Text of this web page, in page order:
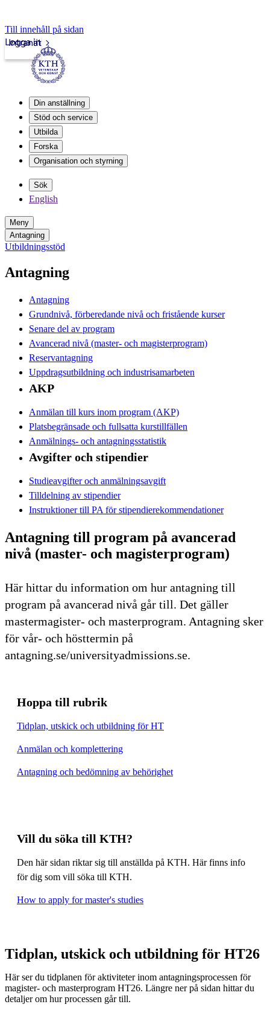
Till innehåll på sidan
Intranät
Logga in
Din anställning
Stöd och service
Utbilda
Forska
Organisation och styrning
Sök
English
Meny
Antagning
Utbildningsstöd
Antagning
Antagning
Grundnivå, förberedande nivå och fristående kurser
Senare del av program
Avancerad nivå (master- och magisterprogram)
Reservantagning
Uppdragsutbildning och industrisamarbeten
AKP
Anmälan till kurs inom program (AKP)
Platsbegränsade och fullsatta kurstillfällen
Anmälnings- och antagningsstatistik
Avgifter och stipendier
Studieavgifter och anmälningsavgift
Tilldelning av stipendier
Instruktioner till PA för stipendierekommendationer
Antagning till program på avancerad
nivå (master- och magisterprogram)
Här hittar du information om hur antagning till
program på avancerad nivå går till. Det gäller
mastermagister- och masterprogram. Antagning sker
för vår- och hösttermin på
antagning.se/universityadmissions.se.
Hoppa till rubrik
Tidplan, utskick och utbildning för HT
Anmälan och komplettering
Antagning och bedömning av behörighet
Vill du söka till KTH?
Den här sidan riktar sig till anställda på KTH. Här finns info
för dig som vill söka till KTH.
How to apply for master's studies
Tidplan, utskick och utbildning för HT26
Här ser du tidplanen för aktiviteter inom antagningsprocessen för
magister- och masterprogram HT26. Längre ner på sidan hittar du
detaljer om hur processen går till.